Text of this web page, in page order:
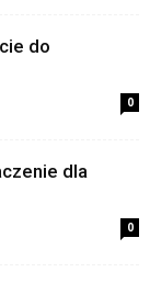
do
0
dla
0